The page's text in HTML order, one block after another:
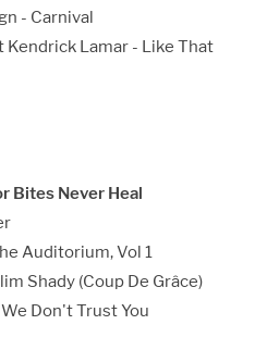
- Carnival
Lamar - Like That
Bites Never Heal
Auditorium, Vol 1
Shady (Coup De Grâce)
Don't Trust You